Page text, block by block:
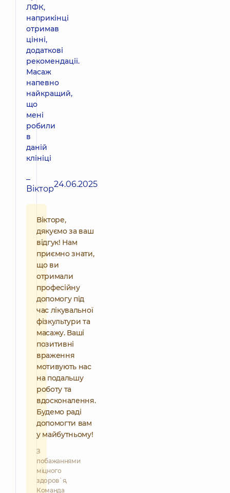
ЛФК,
наприкінці
отримав
цінні,
додаткові
рекомендації.
Масаж
напевно
найкращий,
що
мені
робили
в
даній
клініці
–
Віктор24.06.2025
Вікторе,
дякуємо за ваш
відгук! Нам
приємно знати,
що ви
отримали
професійну
допомогу під
час лікувальної
фізкультури та
масажу. Ваші
позитивні
враження
мотивують нас
на подальшу
роботу та
вдосконалення.
Будемо раді
допомогти вам
у майбутньому!
З
побажаннями
міцного
здоров`я,
Команда